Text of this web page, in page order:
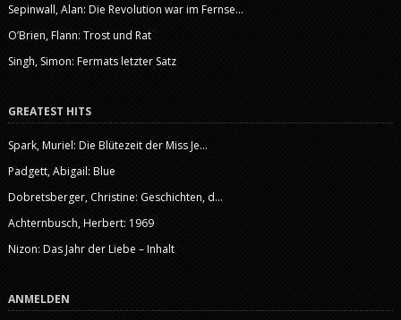
Sepinwall, Alan: Die Revolution war im Fernse...
O’Brien, Flann: Trost und Rat
Singh, Simon: Fermats letzter Satz
GREATEST HITS
Spark, Muriel: Die Blütezeit der Miss Je...
Padgett, Abigail: Blue
Dobretsberger, Christine: Geschichten, d...
Achternbusch, Herbert: 1969
Nizon: Das Jahr der Liebe – Inhalt
ANMELDEN